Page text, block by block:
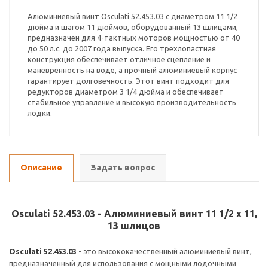
Алюминиевый винт Osculati 52.453.03 с диаметром 11 1/2
дюйма и шагом 11 дюймов, оборудованный 13 шлицами,
предназначен для 4-тактных моторов мощностью от 40
до 50 л.с. до 2007 года выпуска. Его трехлопастная
конструкция обеспечивает отличное сцепление и
маневренность на воде, а прочный алюминиевый корпус
гарантирует долговечность. Этот винт подходит для
редукторов диаметром 3 1/4 дюйма и обеспечивает
стабильное управление и высокую производительность
лодки.
Описание Задать вопрос
Osculati 52.453.03 - Алюминиевый винт 11 1/2 x 11,
13 шлицов
Osculati 52.453.03 - это высококачественный алюминиевый винт,
предназначенный для использования с мощными лодочными